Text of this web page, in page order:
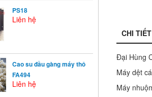
PS18
Liên hệ
Cao su đầu gàng máy thô
FA494
Liên hệ
CHI TIẾT
Đại Hùng
Máy dệt
Máy